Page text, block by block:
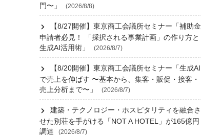
門〜」
(2026/8/8)
【8/27開催】東京商工会議所セミナー「補助金
申請者必見！ 「採択される事業計画」の作り方と
生成AI活用術」
(2026/8/7)
【8/20開催】東京商工会議所セミナー「生成AI
で売上を伸ばす 〜基本から、集客・販促・接客・
売上分析まで〜」
(2026/8/7)
建築・テクノロジー・ホスピタリティを融合さ
せた別荘を手がける「NOT A HOTEL」が165億円
調達
(2026/8/7)